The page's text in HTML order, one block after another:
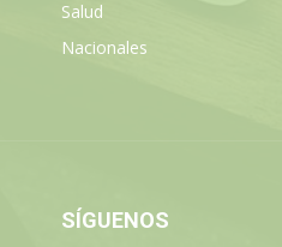
Salud
Nacionales
SÍGUENOS